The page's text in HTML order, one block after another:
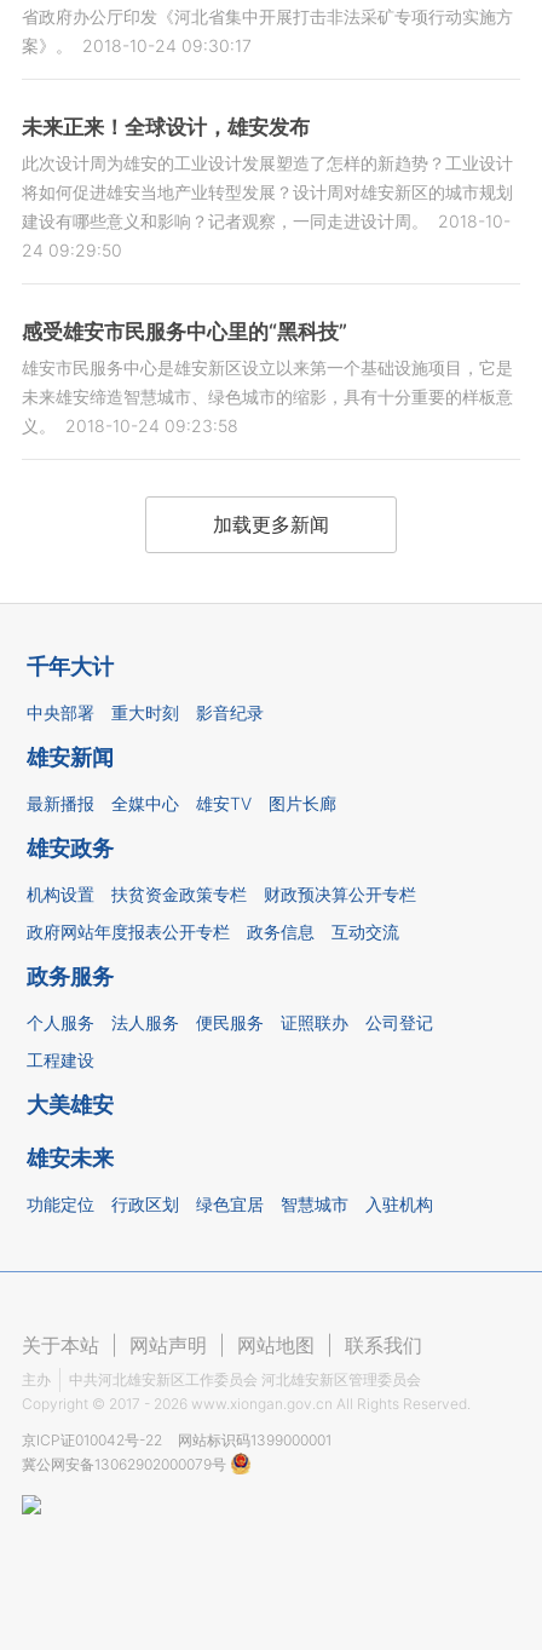
省政府办公厅印发《河北省集中开展打击非法采矿专项行动实施方
案》。
2018-10-24 09:30:17
未来正来！全球设计，雄安发布
此次设计周为雄安的工业设计发展塑造了怎样的新趋势？工业设计
将如何促进雄安当地产业转型发展？设计周对雄安新区的城市规划
建设有哪些意义和影响？记者观察，一同走进设计周。
2018-10-
24 09:29:50
感受雄安市民服务中心里的“黑科技”
雄安市民服务中心是雄安新区设立以来第一个基础设施项目，它是
未来雄安缔造智慧城市、绿色城市的缩影，具有十分重要的样板意
义。
2018-10-24 09:23:58
加载更多新闻
千年大计
中央部署 重大时刻 影音纪录
雄安新闻
最新播报 全媒中心 雄安TV 图片长廊
雄安政务
机构设置 扶贫资金政策专栏
财政预决算公开专栏
政府网站年度报表公开专栏
政务信息 互动交流
政务服务
个人服务 法人服务 便民服务 证照联办
公司登记
工程建设
大美雄安
雄安未来
功能定位 行政区划 绿色宜居 智慧城市 入驻机构
关于本站 网站声明 网站地图 联系我们
主办
中共河北雄安新区工作委员会 河北雄安新区管理委员会
Copyright © 2017 - 2026 www.xiongan.gov.cn All Rights Reserved.
京ICP证010042号-22
网站标识码1399000001
冀公网安备13062902000079号